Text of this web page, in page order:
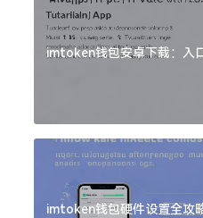
imtoken钱包安卓下载：入
imtoken钱包硬件设置全攻